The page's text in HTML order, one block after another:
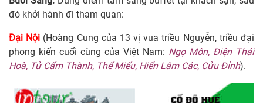
đó khởi hành đi tham quan:
Đại Nội (Hoàng Cung của 13 vị vua triều Nguyễn, triều đại
phong kiến cuối cùng của Việt Nam: Ngọ Môn, Điện Thái
Hoà, Tử Cấm Thành, Thế Miếu, Hiển Lâm Các, Cửu Đỉnh).